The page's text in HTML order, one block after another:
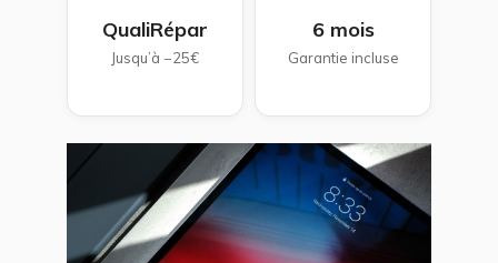
QualiRépar
Jusqu’à −25€
6 mois
Garantie incluse